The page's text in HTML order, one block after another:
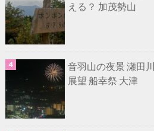
える？ 加茂勢山
音羽山の夜景 瀬田
展望 船幸祭 大津